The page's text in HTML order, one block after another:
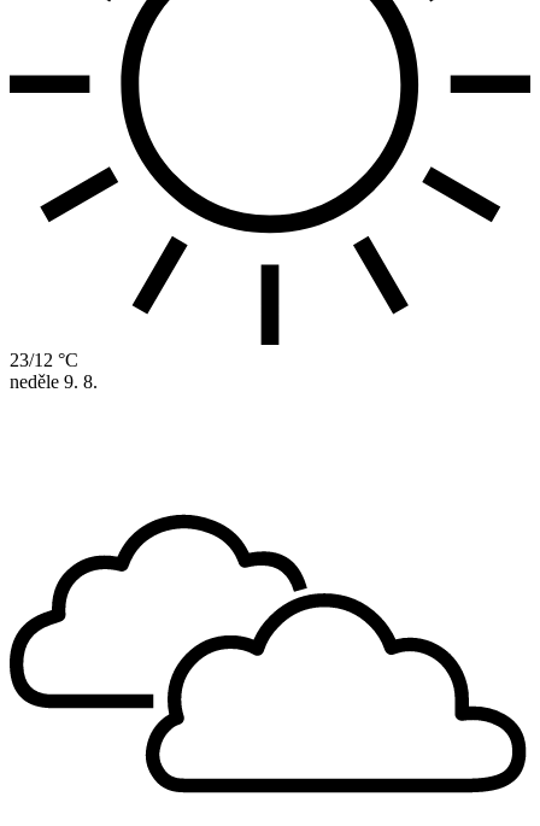
23/12 °C
neděle 9. 8.